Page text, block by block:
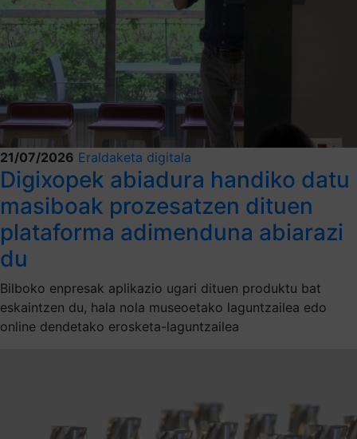
21/07/2026 Eraldaketa digitala
Digixopek abiadura handiko datu
masiboak prozesatzen dituen
plataforma adimenduna abiarazi
du
Bilboko enpresak aplikazio ugari dituen produktu bat
eskaintzen du, hala nola museoetako laguntzailea edo
online dendetako erosketa-laguntzailea